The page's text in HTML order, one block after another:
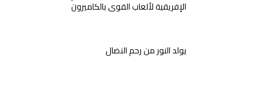
الإفريقية لألعاب القوى بالكاميرون
يولد النور من رحم النضال